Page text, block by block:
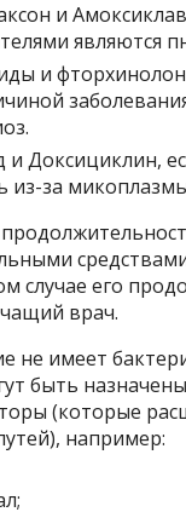
и
являются
и
и Доксициклин,
из-за
случае его
врач.
не имеет
быть назначены
(которые
например: